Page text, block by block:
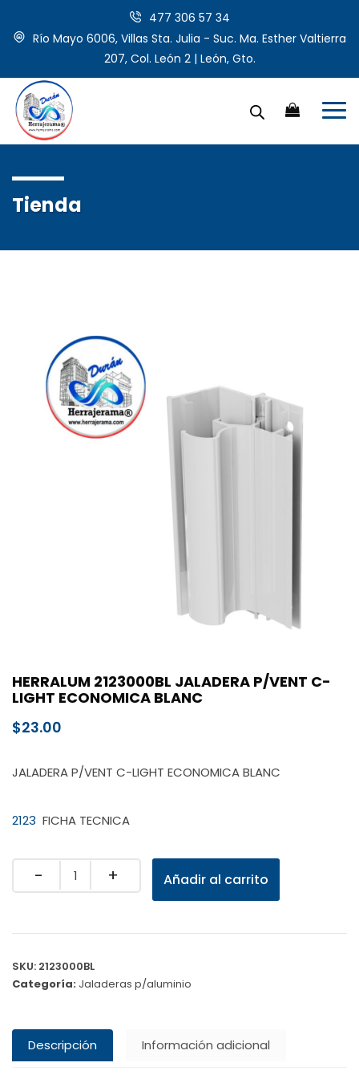
477 306 57 34
Río Mayo 6006, Villas Sta. Julia - Suc. Ma. Esther Valtierra
207, Col. León 2 | León, Gto.
Tienda
HERRALUM 2123000BL JALADERA P/VENT C-
LIGHT ECONOMICA BLANC
$23.00
JALADERA P/VENT C-LIGHT ECONOMICA BLANC
2123 FICHA TECNICA
Quantity Añadir al carrito
SKU: 2123000BL
Categoría: Jaladeras p/aluminio
Descripción Información adicional